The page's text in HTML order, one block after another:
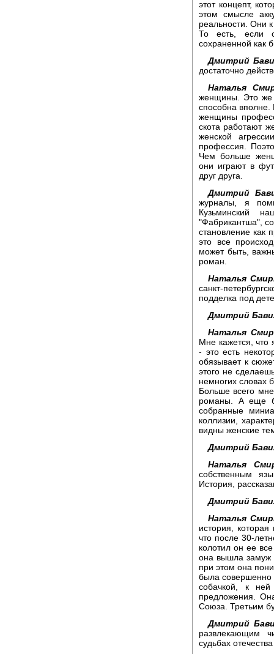
этот концепт,
этом смысле
реальности. Они
То есть, если
сохраненной как
Дмитрий
достаточно
Наталья
женщины. Это же
способна вполне.
женщины
скота работают
женской
профессия.
Чем больше
они играют в
друг друга.
Дмитрий
журналы, я
Кузьминский
"Фабрикантша",
становление как
это все
может быть,
роман.
Наталья
санкт-
подделка под
Дмитрий
Наталья
Мне кажется, что
- это есть
обязывает к
этого не
немногих словах
Больше всего
романы. А еще
собранные
коллизии,
видны женские
Дмитрий
Наталья
собственным
История,
Дмитрий
Наталья
история,
что после 30-
колотил он ее
она вышла замуж
при этом она
была совершенно
собачкой, к
предложения.
Союза. Третьим
Дмитрий
развлекающим
судьбах